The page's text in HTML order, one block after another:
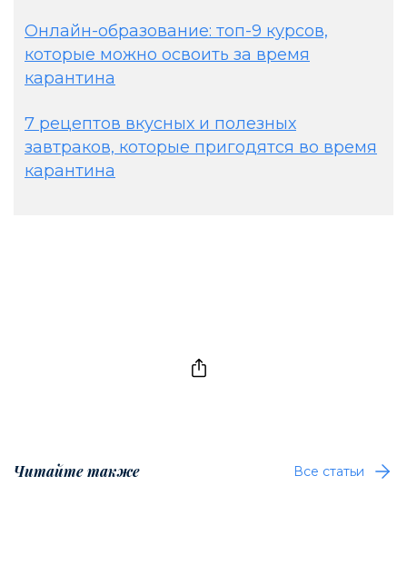
Онлайн-образование: топ-9 курсов,
которые можно освоить за время
карантина
7 рецептов вкусных и полезных
завтраков, которые пригодятся во время
карантина
Читайте также Все статьи